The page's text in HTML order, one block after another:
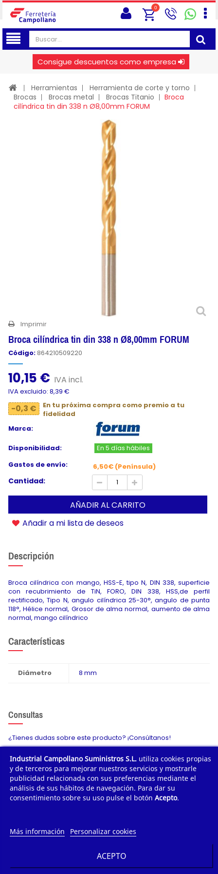
0
Consigue descuentos como empresa
Herramientas
Herramienta de corte y torno
Brocas
Brocas metal Brocas Titanio
Broca
cilíndrica tin din 338 n Ø8,00mm FORUM
Imprimir
Broca cilíndrica tin din 338 n Ø8,00mm FORUM
Código: 864210509220
10,15 € IVA incl.
IVA excluido: 8,39 €
-0,3 €
En tu próxima compra como premio a tu
fidelidad
Marca:
Disponibilidad:
En 5 días hábiles
Gastos de envío:
6,50€ (Península)
Cantidad:
AÑADIR AL CARRITO
Añadir a mi lista de deseos
Descripción
Broca cilíndrica con mango, HSS-E, tipo N, DIN 338, superficie
con recubrimiento de TiN, FORO, DIN 338, HSS,de perfil
rectificado, Tipo N, angulo cilíndrica 25-30°, angulo de punta
118°, Hélice normal, Grosor de alma normal, aumento de alma
normal, mango cilíndrico
Características
Diámetro 8 mm
Consultas
¿Tienes dudas sobre este producto? ¡Consúltanos!
Envíanos tu consulta
¿QUIÉNES SOMOS?
Industrial Campollano Suministros S.L. utiliza cookies propias
y de terceros para mejorar nuestros servicios y mostrarle
publicidad relacionada con sus preferencias mediante el
análisis de sus hábitos de navegación. Para dar su
consentimiento sobre su uso pulse el botón Acepto.
Más información Personalizar cookies
ACEPTO